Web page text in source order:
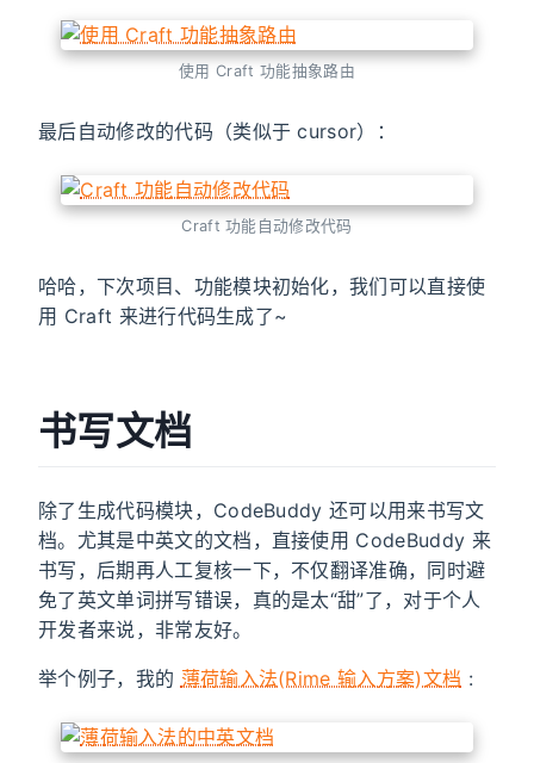
使用 Craft 功能抽象路由
最后自动修改的代码（类似于 cursor）：
Craft 功能自动修改代码
哈哈，下次项目、功能模块初始化，我们可以直接使
用 Craft 来进行代码生成了~
书写文档
除了生成代码模块，CodeBuddy 还可以用来书写文
档。尤其是中英文的文档，直接使用 CodeBuddy 来
书写，后期再人工复核一下，不仅翻译准确，同时避
免了英文单词拼写错误，真的是太“甜”了，对于个人
开发者来说，非常友好。
举个例子，我的 薄荷输入法(Rime 输入方案)文档 :